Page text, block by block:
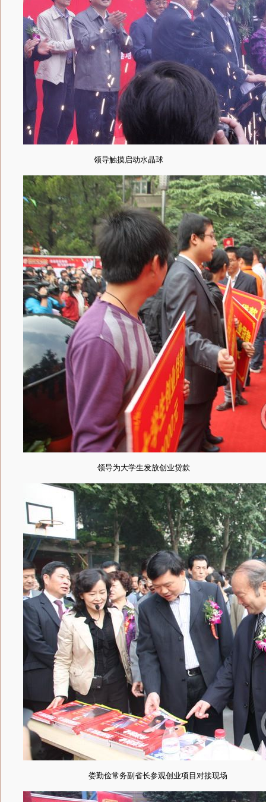
领导触摸启动水晶球
领导为大学生发放创业贷款
娄勤俭常务副省长参观创业项目对接现场